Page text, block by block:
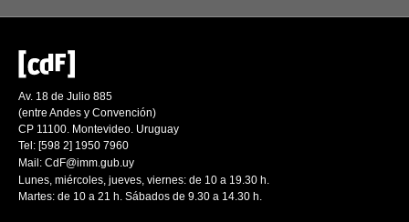
Av. 18 de Julio 885
(entre Andes y Convención)
CP 11100. Montevideo. Uruguay
Tel: [598 2] 1950 7960
Mail: CdF@imm.gub.uy
Lunes, miércoles, jueves, viernes: de 10 a 19.30 h.
Martes: de 10 a 21 h. Sábados de 9.30 a 14.30 h.